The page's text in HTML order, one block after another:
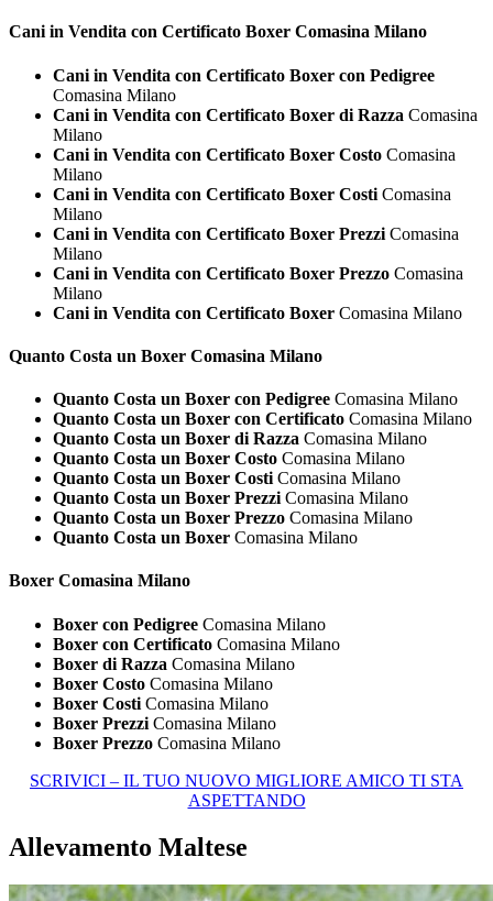
Cani in Vendita con Certificato Boxer Comasina Milano
Cani in Vendita con Certificato Boxer con Pedigree
Comasina Milano
Cani in Vendita con Certificato Boxer di Razza Comasina
Milano
Cani in Vendita con Certificato Boxer Costo Comasina
Milano
Cani in Vendita con Certificato Boxer Costi Comasina
Milano
Cani in Vendita con Certificato Boxer Prezzi Comasina
Milano
Cani in Vendita con Certificato Boxer Prezzo Comasina
Milano
Cani in Vendita con Certificato Boxer Comasina Milano
Quanto Costa un Boxer Comasina Milano
Quanto Costa un Boxer con Pedigree Comasina Milano
Quanto Costa un Boxer con Certificato Comasina Milano
Quanto Costa un Boxer di Razza Comasina Milano
Quanto Costa un Boxer Costo Comasina Milano
Quanto Costa un Boxer Costi Comasina Milano
Quanto Costa un Boxer Prezzi Comasina Milano
Quanto Costa un Boxer Prezzo Comasina Milano
Quanto Costa un Boxer Comasina Milano
Boxer Comasina Milano
Boxer con Pedigree Comasina Milano
Boxer con Certificato Comasina Milano
Boxer di Razza Comasina Milano
Boxer Costo Comasina Milano
Boxer Costi Comasina Milano
Boxer Prezzi Comasina Milano
Boxer Prezzo Comasina Milano
SCRIVICI – IL TUO NUOVO MIGLIORE AMICO TI STA
ASPETTANDO
Allevamento Maltese